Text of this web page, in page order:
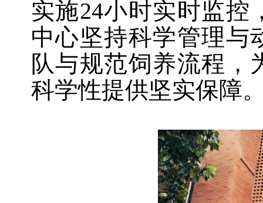
实施24小时实时监控
中心坚持科学管理与
队与规范饲养流程，
科学性提供坚实保障